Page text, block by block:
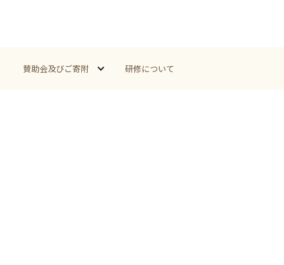
賛助会及びご寄附 研修について